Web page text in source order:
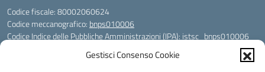
Gestisci Consenso Cookie
Codice fiscale: 80002060624
Codice meccanografico: bnps010006
Codice Indice delle Pubbliche Amministrazioni (IPA): istsc_bnps010006